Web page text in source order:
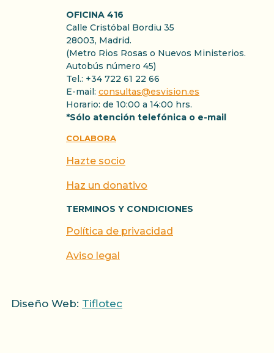
OFICINA 416
Calle Cristóbal Bordiu 35
28003, Madrid.
(Metro Rios Rosas o Nuevos Ministerios.
Autobús número 45)
Tel.: +34 722 61 22 66
E-mail: consultas@esvision.es
Horario: de 10:00 a 14:00 hrs.
*Sólo atención telefónica o e-mail
COLABORA
Hazte socio
Haz un donativo
TERMINOS Y CONDICIONES
Política de privacidad
Aviso legal
Diseño Web: Tiflotec